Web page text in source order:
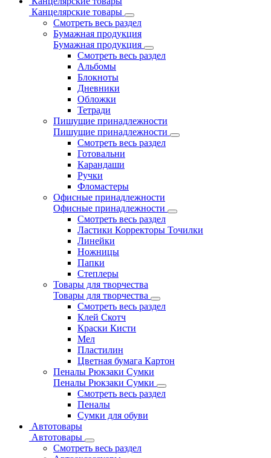
Канцелярские товары
Смотреть весь раздел
Бумажная продукция
Бумажная продукция
Смотреть весь раздел
Альбомы
Блокноты
Дневники
Обложки
Тетради
Пишущие принадлежности
Пишущие принадлежности
Смотреть весь раздел
Готовальни
Карандаши
Ручки
Фломастеры
Офисные принадлежности
Офисные принадлежности
Смотреть весь раздел
Ластики Корректоры Точилки
Линейки
Ножницы
Папки
Степлеры
Товары для творчества
Товары для творчества
Смотреть весь раздел
Клей Скотч
Краски Кисти
Мел
Пластилин
Цветная бумага Картон
Пеналы Рюкзаки Сумки
Пеналы Рюкзаки Сумки
Смотреть весь раздел
Пеналы
Сумки для обуви
Автотовары
Автотовары
Смотреть весь раздел